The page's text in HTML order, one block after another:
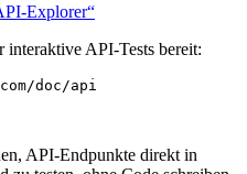
Explorer“
API-Tests bereit:
doc/api
API-Endpunkte direkt in